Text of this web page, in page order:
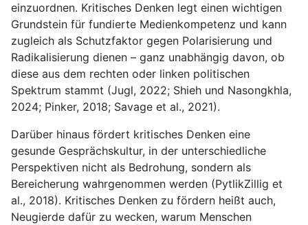
einzuordnen. Kritisches Denken legt einen wichtigen
Grundstein für fundierte Medienkompetenz und kann
zugleich als Schutzfaktor gegen Polarisierung und
Radikalisierung dienen – ganz unabhängig davon, ob
diese aus dem rechten oder linken politischen
Spektrum stammt (Jugl, 2022; Shieh und Nasongkhla,
2024; Pinker, 2018; Savage et al., 2021).
Darüber hinaus fördert kritisches Denken eine
gesunde Gesprächskultur, in der unterschiedliche
Perspektiven nicht als Bedrohung, sondern als
Bereicherung wahrgenommen werden (PytlikZillig et
al., 2018). Kritisches Denken zu fördern heißt auch,
Neugierde dafür zu wecken, warum Menschen